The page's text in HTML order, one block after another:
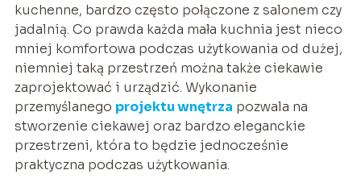
kuchenne, bardzo często połączone z salonem czy
jadalnią. Co prawda każda mała kuchnia jest nieco
mniej komfortowa podczas użytkowania od dużej,
niemniej taką przestrzeń można także ciekawie
zaprojektować i urządzić. Wykonanie
przemyślanego projektu wnętrza pozwala na
stworzenie ciekawej oraz bardzo eleganckie
przestrzeni, która to będzie jednocześnie
praktyczna podczas użytkowania.